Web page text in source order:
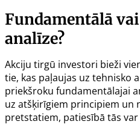
Fundamentālā
analīze?
Akciju tirgū investori bieži
tie, kas paļaujas uz tehnisko
priekšroku fundamentālajai
uz atšķirīgiem principiem un
pretstatiem, patiesībā tās